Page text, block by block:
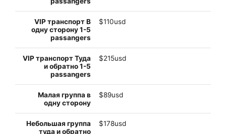
$110usd
$215usd
$89usd
$178usd